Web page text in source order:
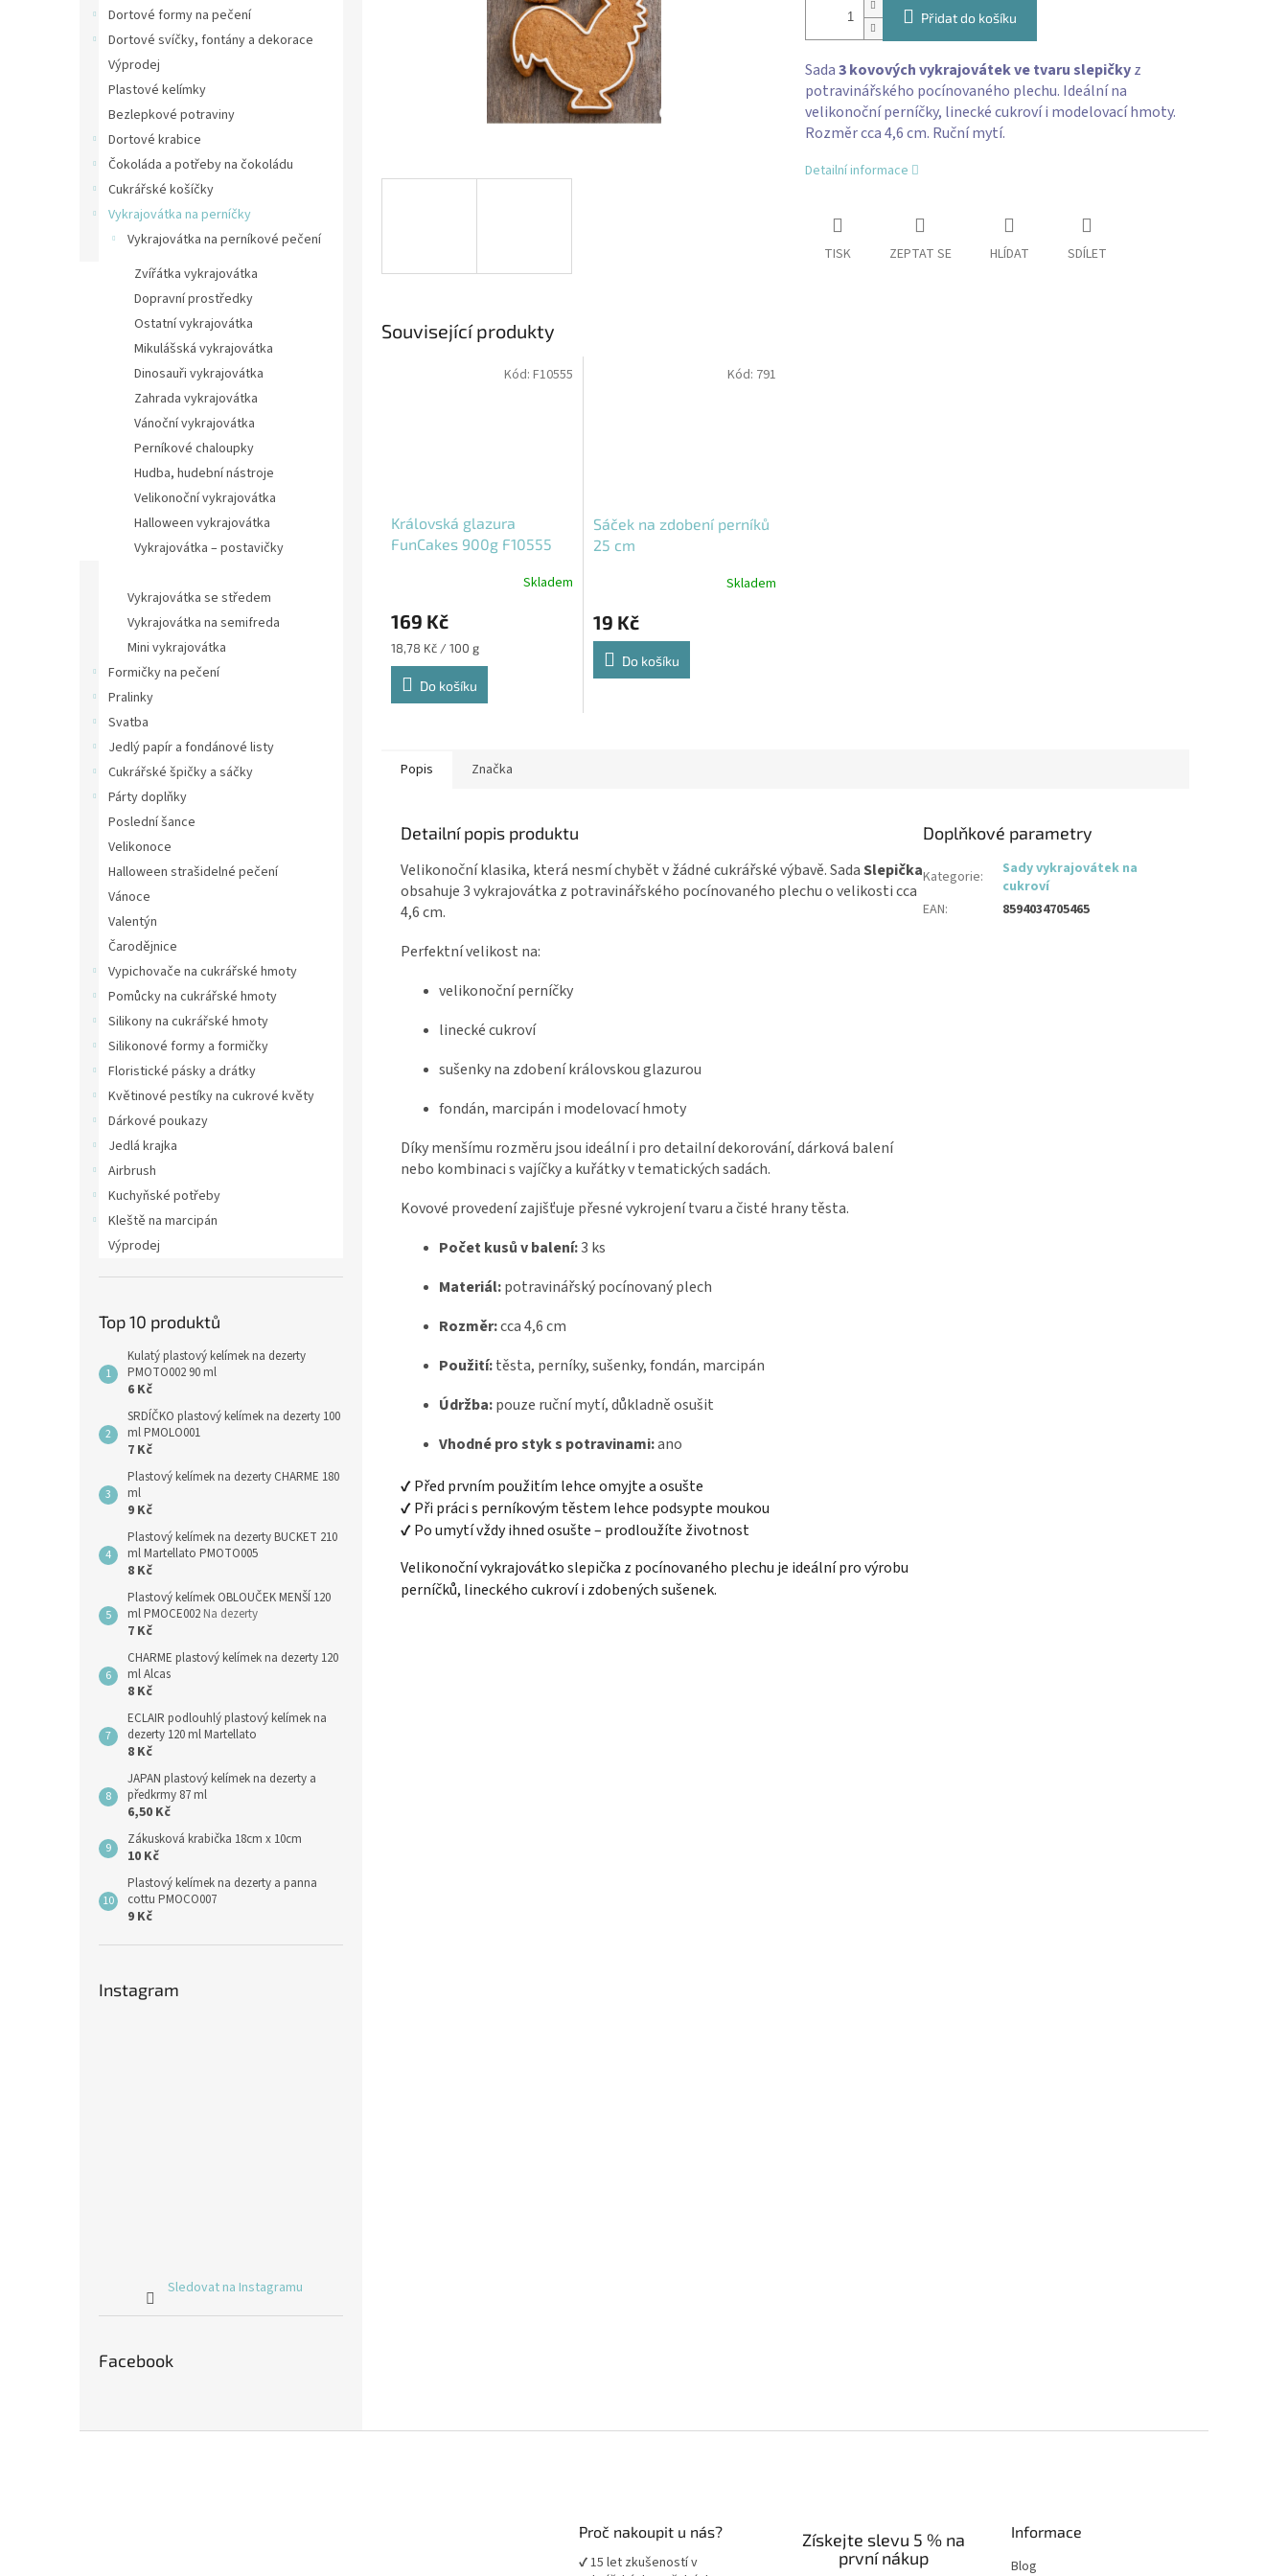
Dortové formy na pečení
Dortové svíčky, fontány a dekorace
Výprodej
Plastové kelímky
Bezlepkové potraviny
Dortové krabice
Čokoláda a potřeby na čokoládu
Cukrářské košíčky
Vykrajovátka na perníčky
Vykrajovátka na perníkové pečení
Zvířátka vykrajovátka
Dopravní prostředky
Ostatní vykrajovátka
Mikulášská vykrajovátka
Dinosauři vykrajovátka
Zahrada vykrajovátka
Vánoční vykrajovátka
Perníkové chaloupky
Hudba, hudební nástroje
Velikonoční vykrajovátka
Halloween vykrajovátka
Vykrajovátka – postavičky
Vykrajovátka se středem
Vykrajovátka na semifreda
Mini vykrajovátka
Formičky na pečení
Pralinky
Svatba
Jedlý papír a fondánové listy
Cukrářské špičky a sáčky
Párty doplňky
Poslední šance
Velikonoce
Halloween strašidelné pečení
Vánoce
Valentýn
Čarodějnice
Vypichovače na cukrářské hmoty
Pomůcky na cukrářské hmoty
Silikony na cukrářské hmoty
Silikonové formy a formičky
Floristické pásky a drátky
Květinové pestíky na cukrové květy
Dárkové poukazy
Jedlá krajka
Airbrush
Kuchyňské potřeby
Kleště na marcipán
Výprodej
Top 10 produktů
Kulatý plastový kelímek na dezerty
PMOTO002 90 ml
6 Kč
SRDÍČKO plastový kelímek na dezerty 100
ml PMOLO001
7 Kč
Plastový kelímek na dezerty CHARME 180
ml
9 Kč
Plastový kelímek na dezerty BUCKET 210
ml Martellato PMOTO005
8 Kč
Plastový kelímek OBLOUČEK MENŠÍ 120
ml PMOCE002 Na dezerty
7 Kč
CHARME plastový kelímek na dezerty 120
ml Alcas
8 Kč
ECLAIR podlouhlý plastový kelímek na
dezerty 120 ml Martellato
8 Kč
JAPAN plastový kelímek na dezerty a
předkrmy 87 ml
6,50 Kč
Zákusková krabička 18cm x 10cm
10 Kč
Plastový kelímek na dezerty a panna
cottu PMOCO007
9 Kč
Instagram
Sledovat na Instagramu
Facebook
Přidat do košíku
Sada3 kovových vykrajovátek ve tvaru slepičkyz
potravinářského pocínovaného plechu. Ideální na
velikonoční perníčky, linecké cukroví i modelovací hmoty.
Rozměr cca 4,6 cm. Ruční mytí.
Detailní informace
TISK ZEPTAT SE HLÍDAT SDÍLET
Související produkty
Královská glazura
FunCakes 900g F10555
Skladem
169 Kč
Měrná
cena:
18,78 Kč / 100 g
Do košíku
Kód: F10555
Sáček na zdobení perníků
25 cm
Skladem
19 Kč
Do košíku
Kód: 791
Popis Značka
Detailní popis produktu
Velikonoční klasika, která nesmí chybět v žádné cukrářské výbavě. SadaSlepička
obsahuje 3 vykrajovátka z potravinářského pocínovaného plechu o velikosti cca
4,6 cm.
Perfektní velikost na:
velikonoční perníčky
linecké cukroví
sušenky na zdobení královskou glazurou
fondán, marcipán i modelovací hmoty
Díky menšímu rozměru jsou ideální i pro detailní dekorování, dárková balení
nebo kombinaci s vajíčky a kuřátky v tematických sadách.
Kovové provedení zajišťuje přesné vykrojení tvaru a čisté hrany těsta.
Počet kusů v balení:3 ks
Materiál:potravinářský pocínovaný plech
Rozměr:cca 4,6 cm
Použití:těsta, perníky, sušenky, fondán, marcipán
Údržba:pouze ruční mytí, důkladně osušit
Vhodné pro styk s potravinami:ano
✔️ Před prvním použitím lehce omyjte a osušte
✔️ Při práci s perníkovým těstem lehce podsypte moukou
✔️ Po umytí vždy ihned osušte – prodloužíte životnost
Velikonoční vykrajovátko slepička z pocínovaného plechu je ideální pro výrobu
perníčků, lineckého cukroví i zdobených sušenek.
Doplňkové parametry
Kategorie:
Sady vykrajovátek na
cukroví
EAN: 8594034705465
Proč nakoupit u nás?
✔ 15 let zkušeností v
Získejte slevu 5 % na
první nákup
Informace
Blog